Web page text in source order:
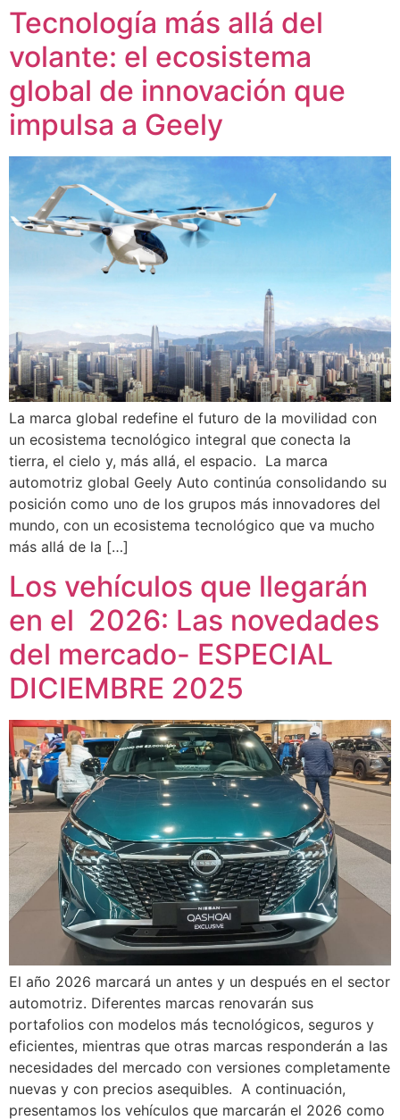
Tecnología más allá del
volante: el ecosistema
global de innovación que
impulsa a Geely
La marca global redefine el futuro de la movilidad con
un ecosistema tecnológico integral que conecta la
tierra, el cielo y, más allá, el espacio. La marca
automotriz global Geely Auto continúa consolidando su
posición como uno de los grupos más innovadores del
mundo, con un ecosistema tecnológico que va mucho
más allá de la […]
Los vehículos que llegarán
en el 2026: Las novedades
del mercado- ESPECIAL
DICIEMBRE 2025
El año 2026 marcará un antes y un después en el sector
automotriz. Diferentes marcas renovarán sus
portafolios con modelos más tecnológicos, seguros y
eficientes, mientras que otras marcas responderán a las
necesidades del mercado con versiones completamente
nuevas y con precios asequibles. A continuación,
presentamos los vehículos que marcarán el 2026 como